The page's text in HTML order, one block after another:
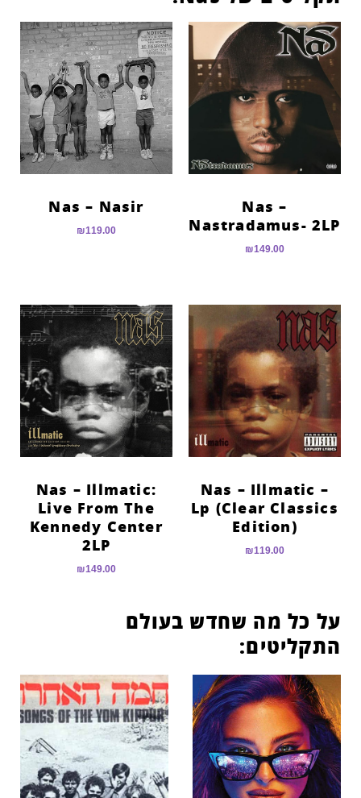
Nas –
Nastradamus- 2LP
₪149.00
Nas – Nasir
₪119.00
Nas – Illmatic –
Lp (Clear Classics
Edition)
₪119.00
Nas – Illmatic:
Live From The
Kennedy Center
2LP
₪149.00
על כל מה שחדש בעולם
התקליטים: